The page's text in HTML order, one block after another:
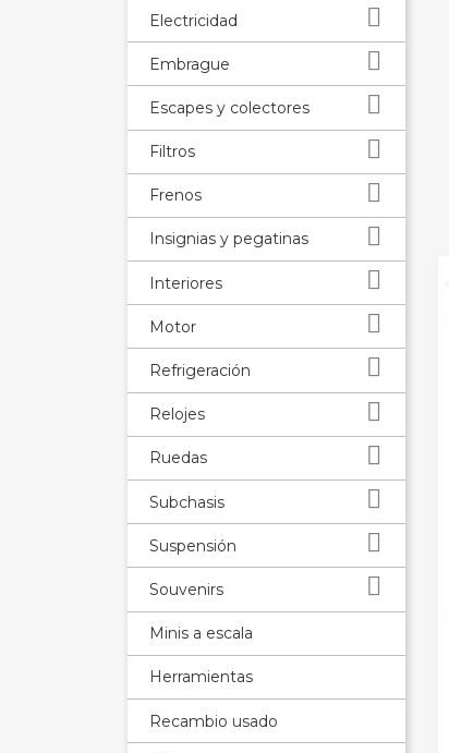
Electricidad 
Embrague 
Escapes y colectores 
Filtros 
Frenos 
Insignias y pegatinas 
Interiores 
Motor 
Refrigeración 
Relojes 
Ruedas 
Subchasis 
Suspensión 
Souvenirs 
Minis a escala
Herramientas
Recambio usado